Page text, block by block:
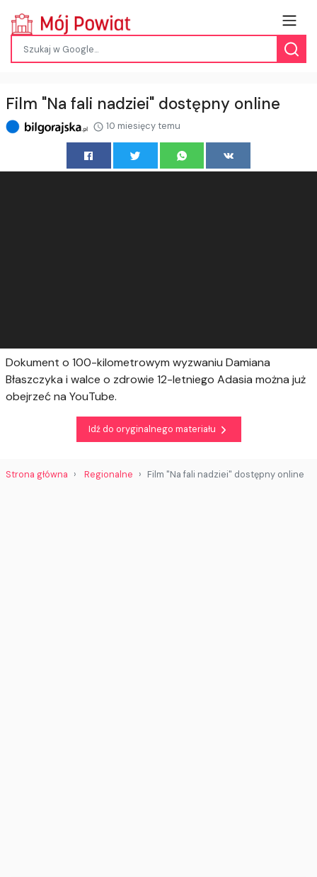
Film "Na fali nadziei" dostępny online
10 miesięcy temu
Dokument o 100-kilometrowym wyzwaniu Damiana
Błaszczyka i walce o zdrowie 12-letniego Adasia można już
obejrzeć na YouTube.
Idź do oryginalnego materiału
Strona główna Regionalne Film "Na fali nadziei" dostępny online